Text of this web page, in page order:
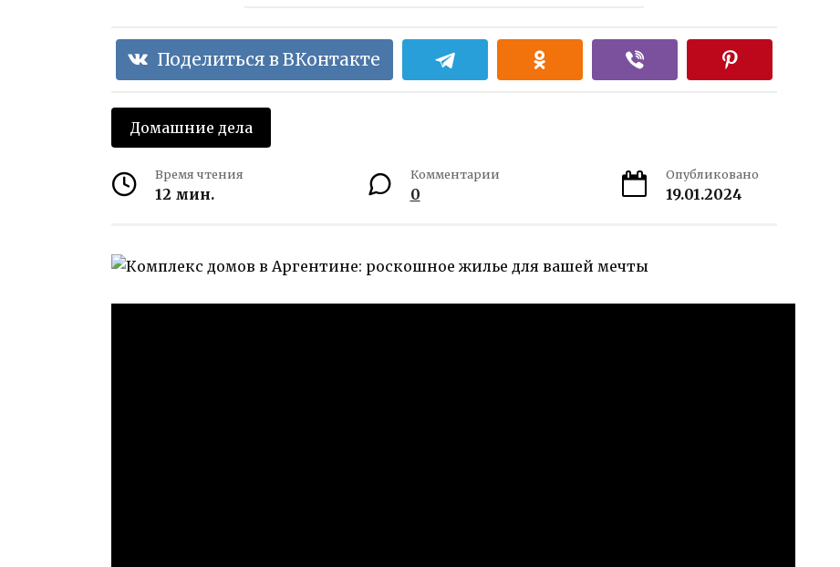
Поделиться в ВКонтакте
Домашние дела
Время чтения
12 мин.
Комментарии
0
Опубликовано
19.01.2024